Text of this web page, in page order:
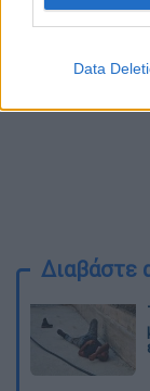
Data
Διαβάστε